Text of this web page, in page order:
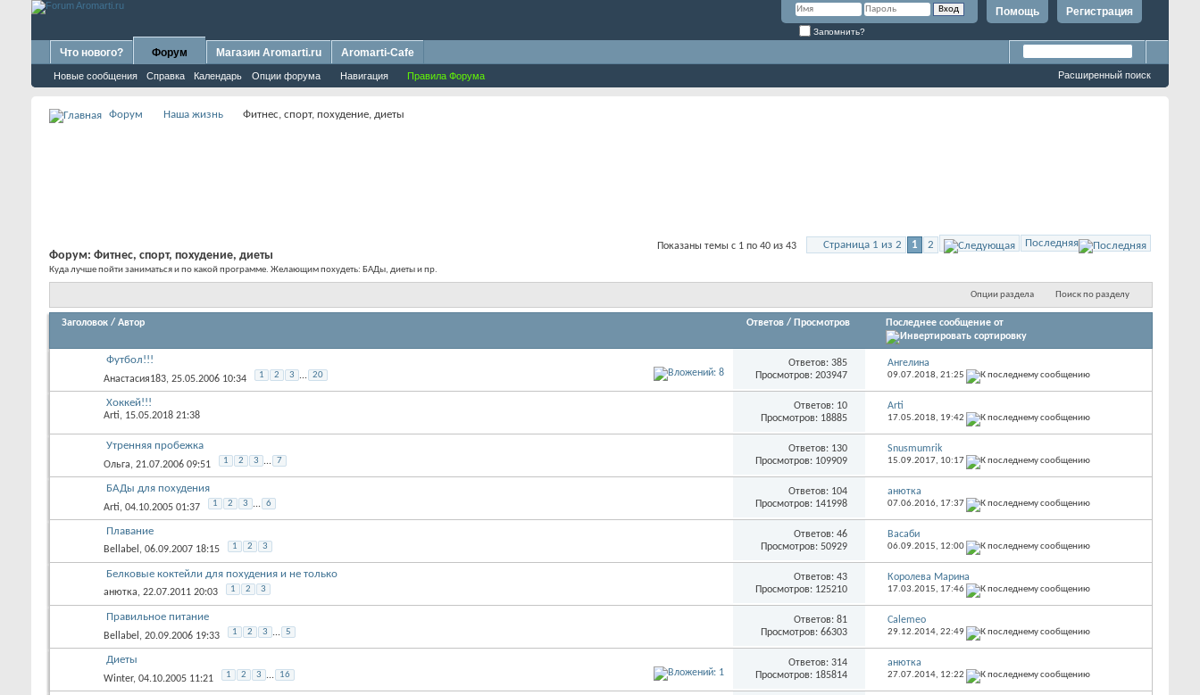
Регистрация
Помощь
Запомнить?
Что нового? Форум
Новые сообщения Справка Календарь Опции форума Навигация Правила Форума
Магазин Aromarti.ru Aromarti-Cafe
Расширенный поиск
Форум Наша жизнь Фитнес, спорт, похудение, диеты
Страница 1 из 2 1 2 Последняя
Показаны темы с 1 по 40 из 43
Форум: Фитнес, спорт, похудение, диеты
Куда лучше пойти заниматься и по какой программе. Желающим похудеть: БАДы, диеты и пр.
Опции раздела Поиск по разделу
Заголовок / Автор Ответов / Просмотров Последнее сообщение от
Футбол!!!
Анастасия183, 25.05.2006 10:34 1 2 3 ... 20
Ответов: 385
Просмотров: 203947
Ангелина
09.07.2018, 21:25
Хоккей!!!
Arti, 15.05.2018 21:38
Ответов: 10
Просмотров: 18885
Arti
17.05.2018, 19:42
Утренняя пробежка
Ольга, 21.07.2006 09:51 1 2 3 ... 7
Ответов: 130
Просмотров: 109909
Snusmumrik
15.09.2017, 10:17
БАДы для похудения
Arti, 04.10.2005 01:37 1 2 3 ... 6
Ответов: 104
Просмотров: 141998
анютка
07.06.2016, 17:37
Плавание
Bellabel , 06.09.2007 18:15 1 2 3
Ответов: 46
Просмотров: 50929
Васаби
06.09.2015, 12:00
Белковые коктейли для похудения и не только
анютка, 22.07.2011 20:03 1 2 3
Ответов: 43
Просмотров: 125210
Королева Марина
17.03.2015, 17:46
Правильное питание
Bellabel , 20.09.2006 19:33 1 2 3 ... 5
Ответов: 81
Просмотров: 66303
Calemeo
29.12.2014, 22:49
Диеты
Winter, 04.10.2005 11:21 1 2 3 ... 16
Ответов: 314
Просмотров: 185814
анютка
27.07.2014, 12:22